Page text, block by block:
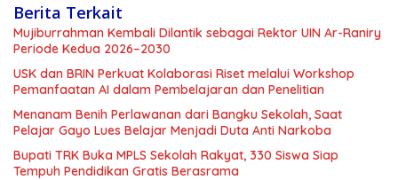
Berita Terkait
Mujiburrahman Kembali Dilantik sebagai Rektor UIN Ar-Raniry
Periode Kedua 2026–2030
USK dan BRIN Perkuat Kolaborasi Riset melalui Workshop
Pemanfaatan AI dalam Pembelajaran dan Penelitian
Menanam Benih Perlawanan dari Bangku Sekolah, Saat
Pelajar Gayo Lues Belajar Menjadi Duta Anti Narkoba
Bupati TRK Buka MPLS Sekolah Rakyat, 330 Siswa Siap
Tempuh Pendidikan Gratis Berasrama